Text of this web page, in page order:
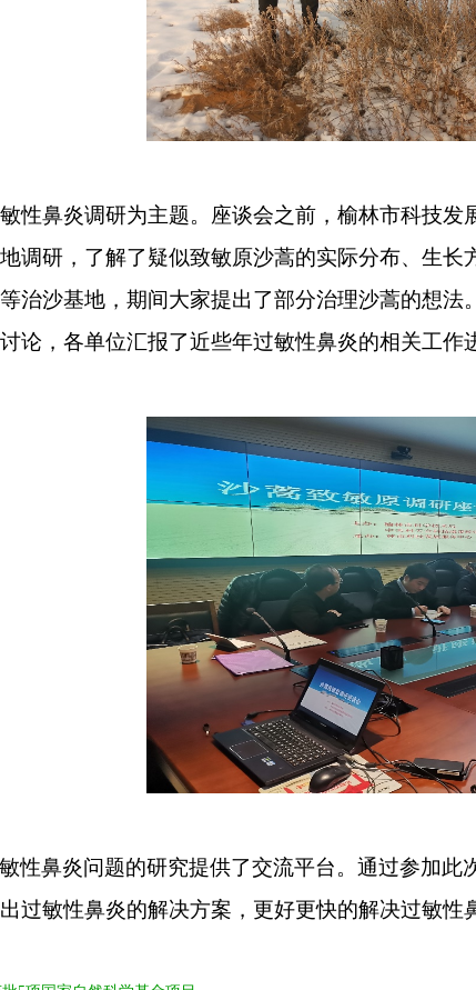
性鼻炎调研为主题。座谈会之前， 榆林市科技发
调研，了解了疑似致敏原沙蒿的实际分布、生长
治沙基地，期间大家提出了部分治理沙蒿的想法
论，各单位汇报了近些年过敏性鼻炎的相关工作
性鼻炎问题的研究提供了交流平台。通过参加此
过敏性鼻炎的解决方案，更好更快的解决过敏性